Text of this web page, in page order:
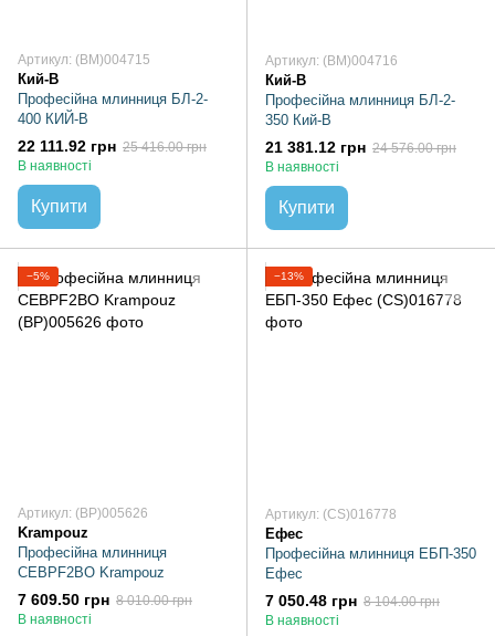
Артикул: (BM)004715
Кий-В
Професійна млинниця БЛ-2-
400 КИЙ-В
22 111.92 грн 25 416.00 грн
В наявності
Купити
Артикул: (BM)004716
Кий-В
Професійна млинниця БЛ-2-
350 Кий-В
21 381.12 грн 24 576.00 грн
В наявності
Купити
−5%
Артикул: (BP)005626
Krampouz
Професійна млинниця
CEBPF2BO Krampouz
7 609.50 грн 8 010.00 грн
В наявності
−13%
Артикул: (CS)016778
Ефес
Професійна млинниця ЕБП-350
Ефес
7 050.48 грн 8 104.00 грн
В наявності